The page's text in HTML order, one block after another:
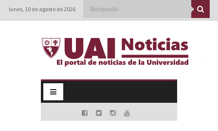
lunes, 10 de agosto de 2026